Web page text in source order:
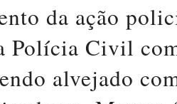
da ação
Polícia Civil
alvejado